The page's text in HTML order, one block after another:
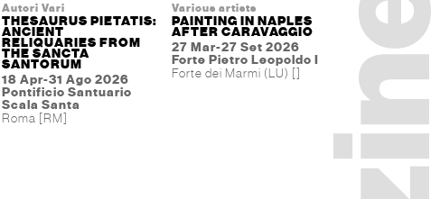
Autori Vari
THESAURUS PIETATIS:
ANCIENT
RELIQUARIES FROM
THE SANCTA
SANTORUM
18 Apr-31 Ago 2026
Pontificio Santuario
Scala Santa
Roma [RM]
Various artists
PAINTING IN NAPLES
AFTER CARAVAGGIO
27 Mar-27 Set 2026
Forte Pietro Leopoldo I
Forte dei Marmi (LU) []